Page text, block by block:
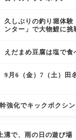
久しぶりの釣り堀体験
ンター」で大物鯉に挑
えだまめ豆腐は塩で食
9月6（金）7（土）田
強化でキックボクシ
溝で、雨の日の遊び場